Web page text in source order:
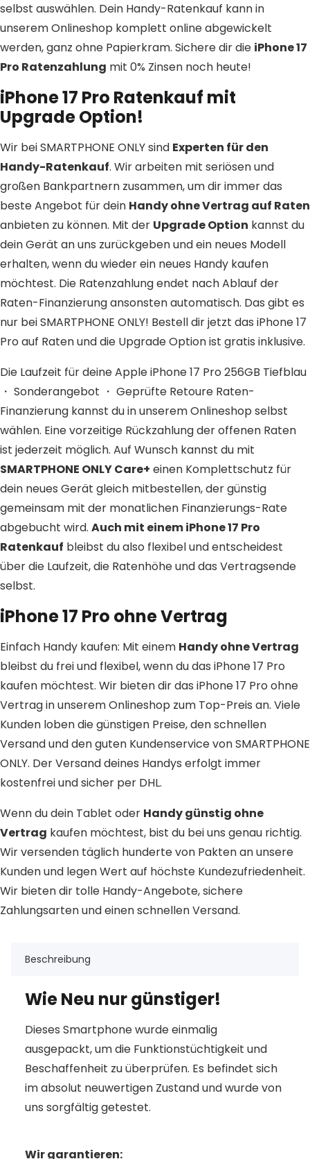
selbst auswählen. Dein Handy-Ratenkauf kann in
unserem Onlineshop komplett online abgewickelt
werden, ganz ohne Papierkram. Sichere dir die iPhone 17
Pro Ratenzahlung mit 0% Zinsen noch heute!
iPhone 17 Pro Ratenkauf mit
Upgrade Option!
Wir bei SMARTPHONE ONLY sind Experten für den
Handy-Ratenkauf. Wir arbeiten mit seriösen und
großen Bankpartnern zusammen, um dir immer das
beste Angebot für dein Handy ohne Vertrag auf Raten
anbieten zu können. Mit der Upgrade Option kannst du
dein Gerät an uns zurückgeben und ein neues Modell
erhalten, wenn du wieder ein neues Handy kaufen
möchtest. Die Ratenzahlung endet nach Ablauf der
Raten-Finanzierung ansonsten automatisch. Das gibt es
nur bei SMARTPHONE ONLY! Bestell dir jetzt das iPhone 17
Pro auf Raten und die Upgrade Option ist gratis inklusive.
Die Laufzeit für deine Apple iPhone 17 Pro 256GB Tiefblau
・ Sonderangebot ・ Geprüfte Retoure Raten-
Finanzierung kannst du in unserem Onlineshop selbst
wählen. Eine vorzeitige Rückzahlung der offenen Raten
ist jederzeit möglich. Auf Wunsch kannst du mit
SMARTPHONE ONLY Care+ einen Komplettschutz für
dein neues Gerät gleich mitbestellen, der günstig
gemeinsam mit der monatlichen Finanzierungs-Rate
abgebucht wird. Auch mit einem iPhone 17 Pro
Ratenkauf bleibst du also flexibel und entscheidest
über die Laufzeit, die Ratenhöhe und das Vertragsende
selbst.
iPhone 17 Pro ohne Vertrag
Einfach Handy kaufen: Mit einem Handy ohne Vertrag
bleibst du frei und flexibel, wenn du das iPhone 17 Pro
kaufen möchtest. Wir bieten dir das iPhone 17 Pro ohne
Vertrag in unserem Onlineshop zum Top-Preis an. Viele
Kunden loben die günstigen Preise, den schnellen
Versand und den guten Kundenservice von SMARTPHONE
ONLY. Der Versand deines Handys erfolgt immer
kostenfrei und sicher per DHL.
Wenn du dein Tablet oder Handy günstig ohne
Vertrag kaufen möchtest, bist du bei uns genau richtig.
Wir versenden täglich hunderte von Pakten an unsere
Kunden und legen Wert auf höchste Kundezufriedenheit.
Wir bieten dir tolle Handy-Angebote, sichere
Zahlungsarten und einen schnellen Versand.
Beschreibung
Wie Neu nur günstiger!
Dieses Smartphone wurde einmalig
ausgepackt, um die Funktionstüchtigkeit und
Beschaffenheit zu überprüfen. Es befindet sich
im absolut neuwertigen Zustand und wurde von
uns sorgfältig getestet.
Wir garantieren: